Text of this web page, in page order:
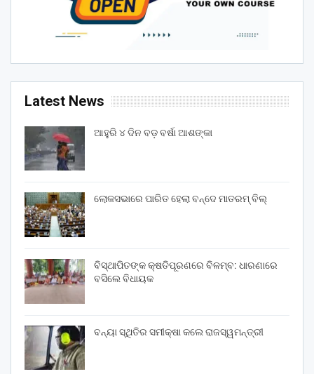
Latest News
ଆହୁରି ୪ ଦିନ ବଡ଼ ବର୍ଷା ଆଶଙ୍କା
ଲୋକସଭାରେ ପାରିତ ହେଲା ବନ୍ଦେ ମାତରମ୍‌ ବିଲ୍‌
ବିସ୍ଥାପିତଙ୍କ କ୍ଷତିପୂରଣରେ ବିଳମ୍ବ: ଧାରଣାରେ
ବସିଲେ ବିଧାୟକ
ବନ୍ୟା ସ୍ଥିତିର ସମୀକ୍ଷା କଲେ ରାଜସ୍ୱମନ୍ତ୍ରୀ